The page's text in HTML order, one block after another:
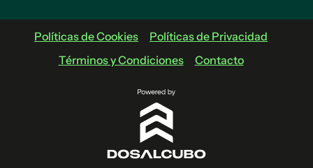
Políticas de Cookies
Políticas de Privacidad
Términos y Condiciones
Contacto